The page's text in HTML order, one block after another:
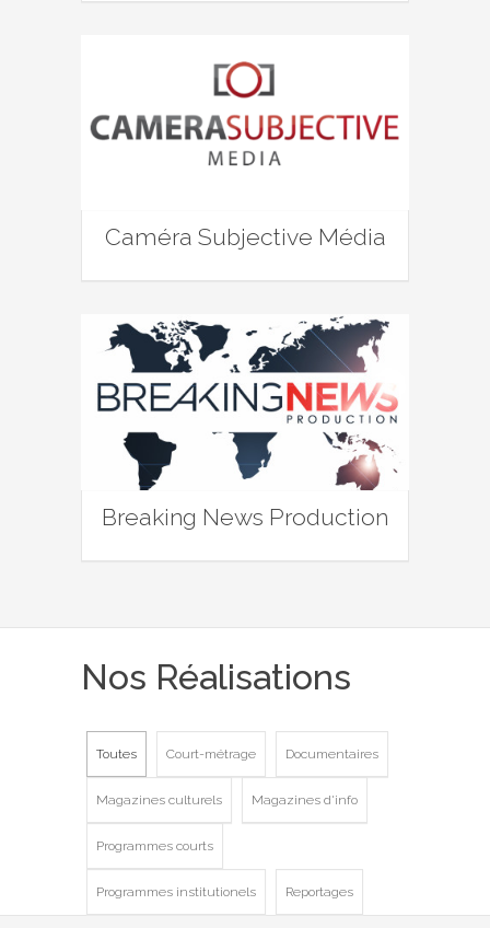
Caméra Subjective Média
Breaking News Production
Nos Réalisations
Toutes Court-métrage Documentaires
Magazines culturels Magazines d'info
Programmes courts
Programmes institutionels Reportages